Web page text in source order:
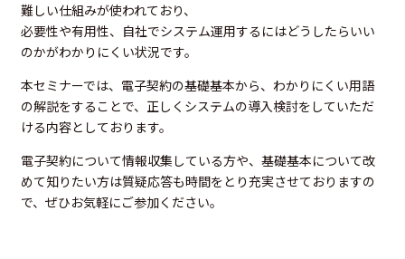
難しい仕組みが使われており、
必要性や有用性、自社でシステム運用するにはどうしたらいい
のかがわかりにくい状況です。
本セミナーでは、電子契約の基礎基本から、わかりにくい用語
の解説をすることで、正しくシステムの導入検討をしていただ
ける内容としております。
電子契約について情報収集している方や、基礎基本について改
めて知りたい方は質疑応答も時間をとり充実させておりますの
で、ぜひお気軽にご参加ください。